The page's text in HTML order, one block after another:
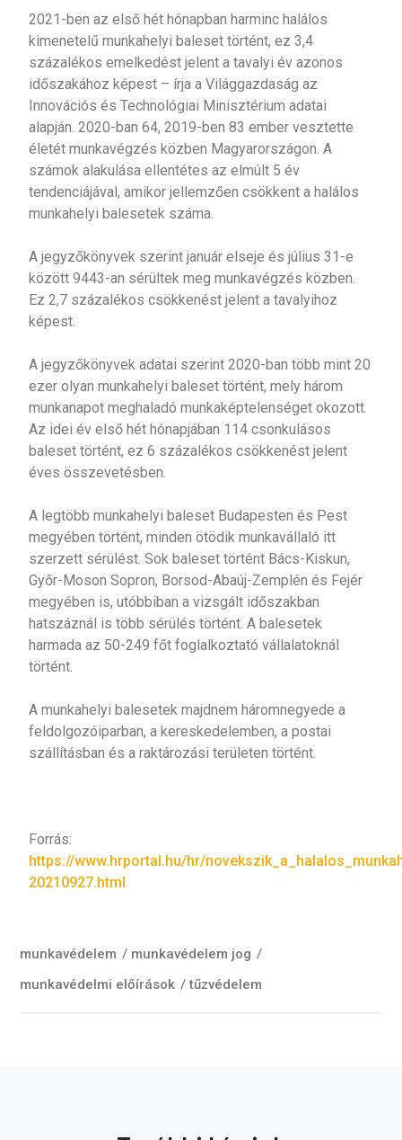
2021-ben az első hét hónapban harminc halálos
kimenetelű munkahelyi baleset történt, ez 3,4
százalékos emelkedést jelent a tavalyi év azonos
időszakához képest – írja a Világgazdaság az
Innovációs és Technológiai Minisztérium adatai
alapján. 2020-ban 64, 2019-ben 83 ember vesztette
életét munkavégzés közben Magyarországon. A
számok alakulása ellentétes az elmúlt 5 év
tendenciájával, amikor jellemzően csökkent a halálos
munkahelyi balesetek száma.
A jegyzőkönyvek szerint január elseje és július 31-e
között 9443-an sérültek meg munkavégzés közben.
Ez 2,7 százalékos csökkenést jelent a tavalyihoz
képest.
A jegyzőkönyvek adatai szerint 2020-ban több mint 20
ezer olyan munkahelyi baleset történt, mely három
munkanapot meghaladó munkaképtelenséget okozott.
Az idei év első hét hónapjában 114 csonkulásos
baleset történt, ez 6 százalékos csökkenést jelent
éves összevetésben.
A legtöbb munkahelyi baleset Budapesten és Pest
megyében történt, minden ötödik munkavállaló itt
szerzett sérülést. Sok baleset történt Bács-Kiskun,
Győr-Moson Sopron, Borsod-Abaúj-Zemplén és Fejér
megyében is, utóbbiban a vizsgált időszakban
hatszáznál is több sérülés történt. A balesetek
harmada az 50-249 főt foglalkoztató vállalatoknál
történt.
A munkahelyi balesetek majdnem háromnegyede a
feldolgozóiparban, a kereskedelemben, a postai
szállításban és a raktározási területen történt.
Forrás:
https://www.hrportal.hu/hr/
20210927.html
munkavédelem / munkavédelem jog /
munkavédelmi előírások /tűzvédelem